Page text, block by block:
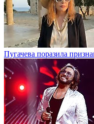
Пугачева поразила